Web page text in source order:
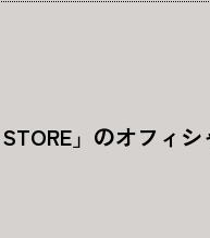
」のオフィ